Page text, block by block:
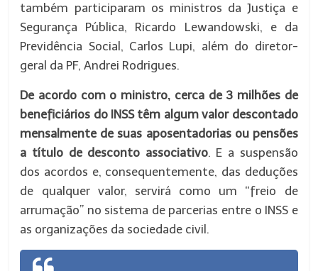
também participaram os ministros da Justiça e
Segurança Pública, Ricardo Lewandowski, e da
Previdência Social, Carlos Lupi, além do diretor-
geral da PF, Andrei Rodrigues.
De acordo com o ministro, cerca de 3 milhões de
beneficiários do INSS têm algum valor descontado
mensalmente de suas aposentadorias ou pensões
a título de desconto associativo. E a suspensão
dos acordos e, consequentemente, das deduções
de qualquer valor, servirá como um “freio de
arrumação” no sistema de parcerias entre o INSS e
as organizações da sociedade civil.